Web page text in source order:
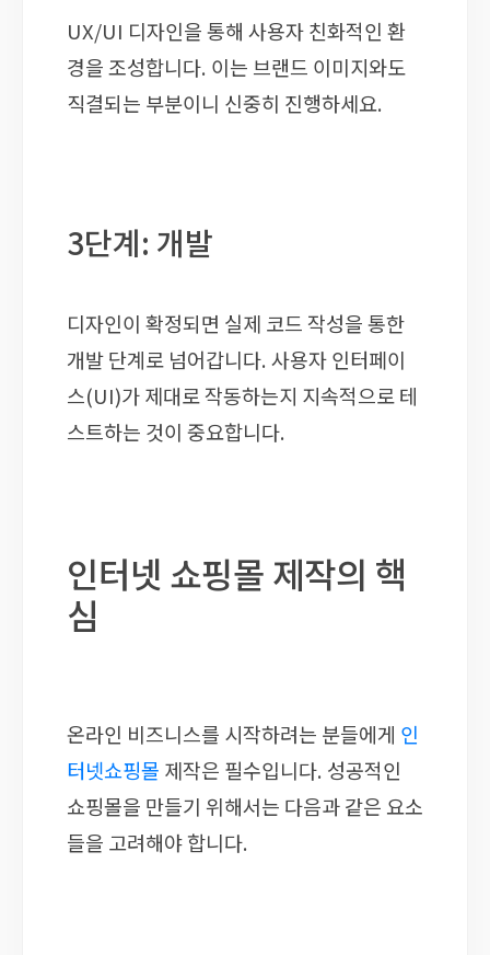
UX/UI 디자인을 통해 사용자 친화적인 환
경을 조성합니다. 이는 브랜드 이미지와도
직결되는 부분이니 신중히 진행하세요.
3단계: 개발
디자인이 확정되면 실제 코드 작성을 통한
개발 단계로 넘어갑니다. 사용자 인터페이
스(UI)가 제대로 작동하는지 지속적으로 테
스트하는 것이 중요합니다.
인터넷 쇼핑몰 제작의 핵
심
온라인 비즈니스를 시작하려는 분들에게 인
터넷쇼핑몰 제작은 필수입니다. 성공적인
쇼핑몰을 만들기 위해서는 다음과 같은 요소
들을 고려해야 합니다.